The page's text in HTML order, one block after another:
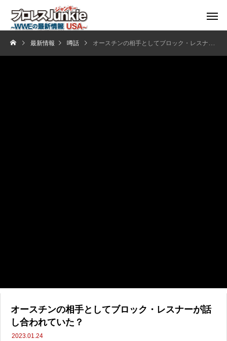
最新情報 噂話 オースチンの相手としてブロック・レスナーが話し合われていた？
オースチンの相手としてブロック・レスナーが話
し合われていた？
2023.01.24